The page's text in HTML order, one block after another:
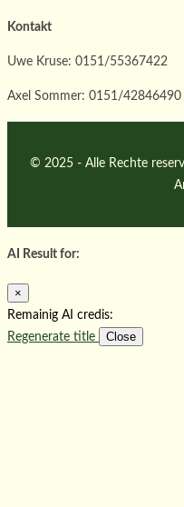
Kontakt
Uwe Kruse: 0151/55367422
Axel Sommer: 0151/42846490
© 2025 - Alle Rechte
AI Result for:
×
Remainig AI credis:
Regenerate title
Close